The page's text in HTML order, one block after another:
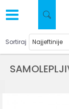
Sortiraj